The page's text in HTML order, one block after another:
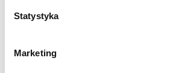
Statystyka
Marketing